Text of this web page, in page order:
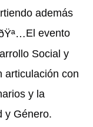
además
El evento
Social y
articulación con
y la
y Género.